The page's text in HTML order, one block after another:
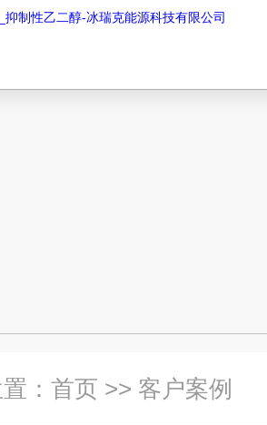
： 首页 >> 客户案例